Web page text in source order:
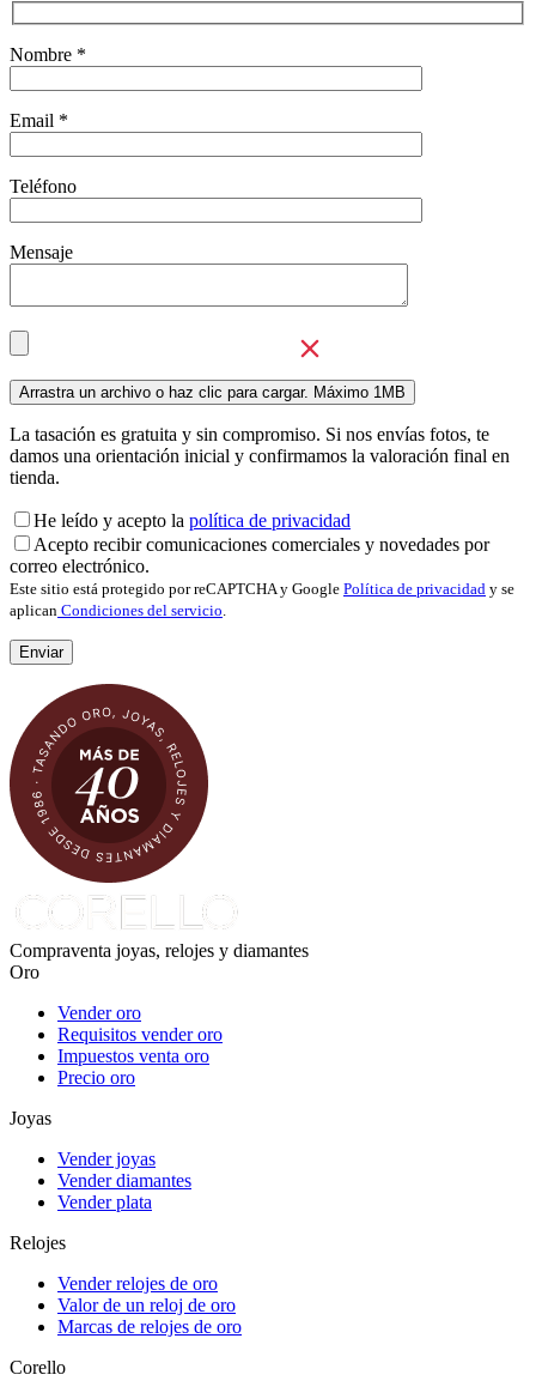
Nombre *
Email *
Teléfono
Mensaje
La tasación es gratuita y sin compromiso. Si nos envías fotos, te
damos una orientación inicial y confirmamos la valoración final en
tienda.
He leído y acepto la política de privacidad
Acepto recibir comunicaciones comerciales y novedades por
correo electrónico.
Este sitio está protegido por reCAPTCHA y Google Política de privacidad y se
aplican Condiciones del servicio
Compraventa joyas, relojes y diamantes
Oro
Vender oro
Requisitos vender oro
Impuestos venta oro
Precio oro
Joyas
Vender joyas
Vender diamantes
Vender plata
Relojes
Vender relojes de oro
Valor de un reloj de oro
Marcas de relojes de oro
Corello